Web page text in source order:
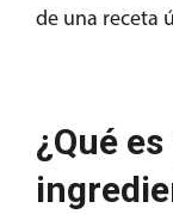
de una receta
¿Qué